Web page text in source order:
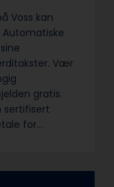
Voss kan
Vær
gratis.
sertifisert
for…